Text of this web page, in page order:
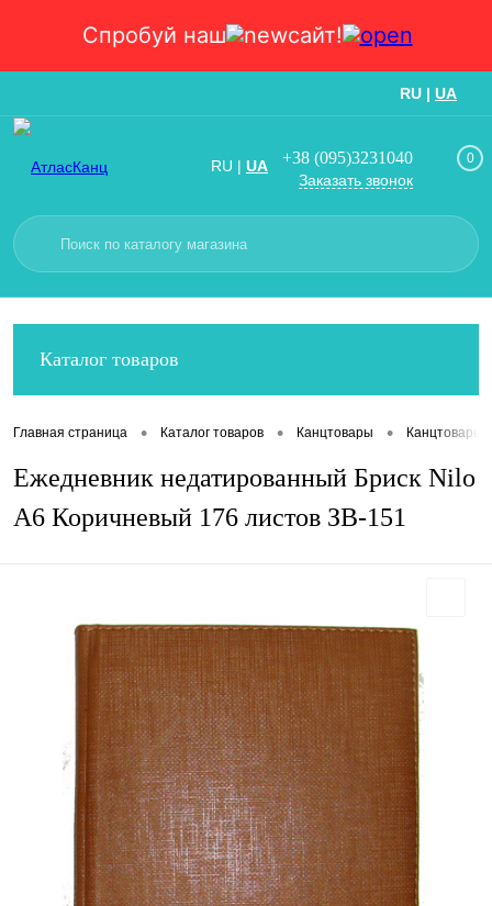
Спробуй наш сайт!
RU | UA
RU | UA +38 (095)3231040
Заказать звонок
0
Каталог товаров
Главная страница • Каталог товаров • Канцтовары • Канцтовары
Ежедневник недатированный Бриск Nilo
А6 Коричневый 176 листов ЗВ-151